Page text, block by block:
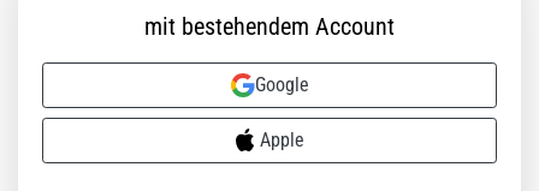
mit bestehendem Account
Google
Apple